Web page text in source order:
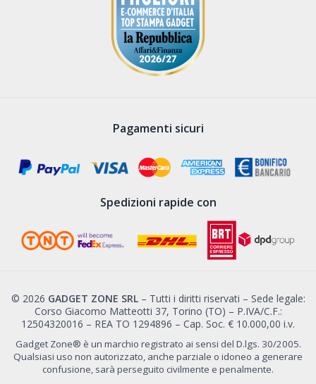
Pagamenti sicuri
Spedizioni rapide con
© 2026 GADGET ZONE SRL– Tutti i diritti riservati – Sede legale:
Corso Giacomo Matteotti 37, Torino (TO) – P.IVA/C.F.:
12504320016 – REA TO 1294896 – Cap. Soc. € 10.000,00 i.v.
Gadget Zone® è un marchio registrato ai sensi del D.lgs. 30/2005.
Qualsiasi uso non autorizzato, anche parziale o idoneo a generare
confusione, sarà perseguito civilmente e penalmente.